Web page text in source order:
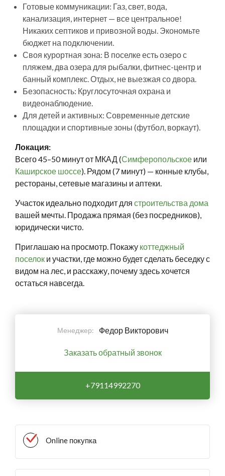
Готовые коммуникации: Газ, свет, вода,
канализация, интернет — все центральное!
Никаких септиков и привозной воды. Экономьте
бюджет на подключении.
Своя курортная зона: В поселке есть озеро с
пляжем, два озера для рыбалки, фитнес-центр и
банный комплекс. Отдых, не выезжая со двора.
Безопасность: Круглосуточная охрана и
видеонаблюдение.
Для детей и активных: Современные детские
площадки и спортивные зоны (футбол, воркаут).
Локация:
Всего 45–50 минут от МКАД (Симферопольское или
Каширское шоссе). Рядом (7 минут) — конные клубы,
рестораны, сетевые магазины и аптеки.
Участок идеально подходит для строительства дома
вашей мечты. Продажа прямая (без посредников),
юридически чисто.
Приглашаю на просмотр. Покажу коттеджный
поселок и участки, где можно будет сделать беседку с
видом на лес, и расскажу, почему здесь хочется
остаться навсегда.
Менеджер: Федор Викторович
Заказать обратный звонок
+79114992270
Online покупка